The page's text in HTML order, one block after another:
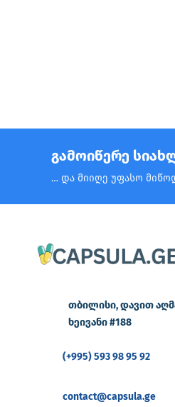
გამოიწერე
… და მიიღე უფასო
თბილისი, დავით
ხეივანი #188
(+995) 593 98 95 92
contact@capsula.ge